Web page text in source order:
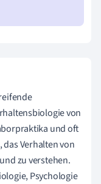
von
und oft
Verhalten von
zu verstehen.
Psychologie